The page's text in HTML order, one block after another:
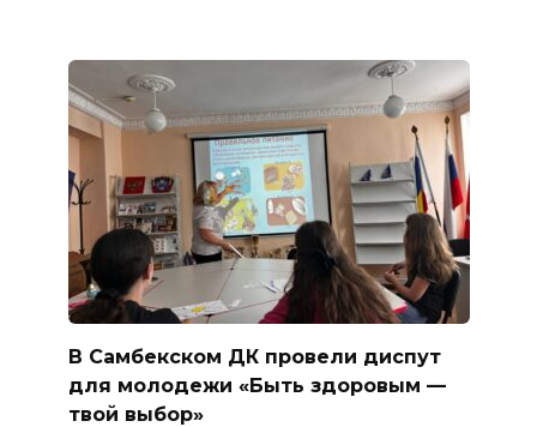
В Самбекском ДК провели диспут
для молодежи «Быть здоровым —
твой выбор»